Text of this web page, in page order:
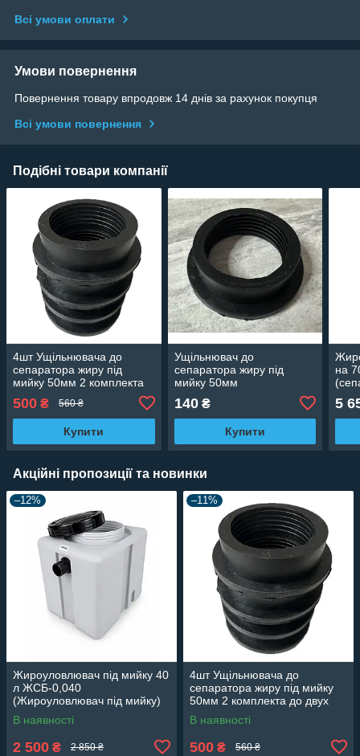
Всі умови оплати
Умови повернення
Повернення товару впродовж 14 днів за рахунок покупця
Всі умови повернення
Подібні товари компанії
4шт Ущільнювача до
сепаратора жиру під
мийку 50мм 2 комплекта
500 ₴ 560 ₴
Купити
Ущільнювач до
сепаратора жиру під
мийку 50мм
140₴
Купити
на
5
Акційні пропозиції та новинки
–12%
Жироуловлювач під мийку 40
л ЖСБ-0,040
(Жироуловлювач під мийку)
В наявності
2 500 ₴ 2 850 ₴
–11%
4шт Ущільнювача до
сепаратора жиру під мийку
50мм 2 комплекта до двух
жироловок
В наявності
500 ₴ 560 ₴